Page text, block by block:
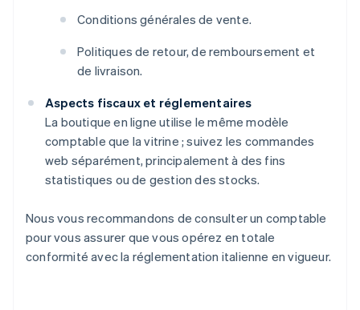
Conditions générales de vente.
Politiques de retour, de remboursement et
de livraison.
Aspects fiscaux et réglementaires
La boutique en ligne utilise le même modèle
comptable que la vitrine ; suivez les commandes
web séparément, principalement à des fins
statistiques ou de gestion des stocks.
Nous vous recommandons de consulter un comptable
pour vous assurer que vous opérez en totale
conformité avec la réglementation italienne en vigueur.